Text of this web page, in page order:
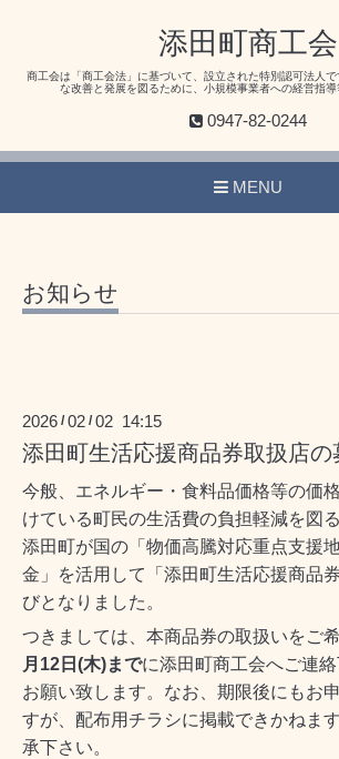
添田町商工会
商工会は「商工会法」に基づいて、設立された特別認可法人
な改善と発展を図るために、小規模事業者への経営指導
0947-82-0244
MENU
お知らせ
2026 /02 /02 14:15
添田町生活応援商品券取扱店の
今般、エネルギー・食料品価格等の価
けている町民の生活費の負担軽減を図
添田町が国の「物価高騰対応重点支援
金」を活用して「添田町生活応援商品
びとなりました。
つきましては、本商品券の取扱いをご
月12日(木)までに添田町商工会へご連
お願い致します。なお、期限後にもお
すが、配布用チラシに掲載できかねま
承下さい。